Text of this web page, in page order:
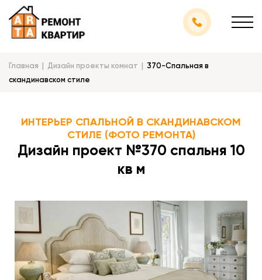
Главная Дизайн проекты комнат
370-Спальная в
скандинавском стиле
ИНТЕРЬЕР СПАЛЬНОЙ В СКАНДИНАВСКОМ
СТИЛЕ (ФОТО РЕМОНТА)
Дизайн проект №370 спальня 10
кв м